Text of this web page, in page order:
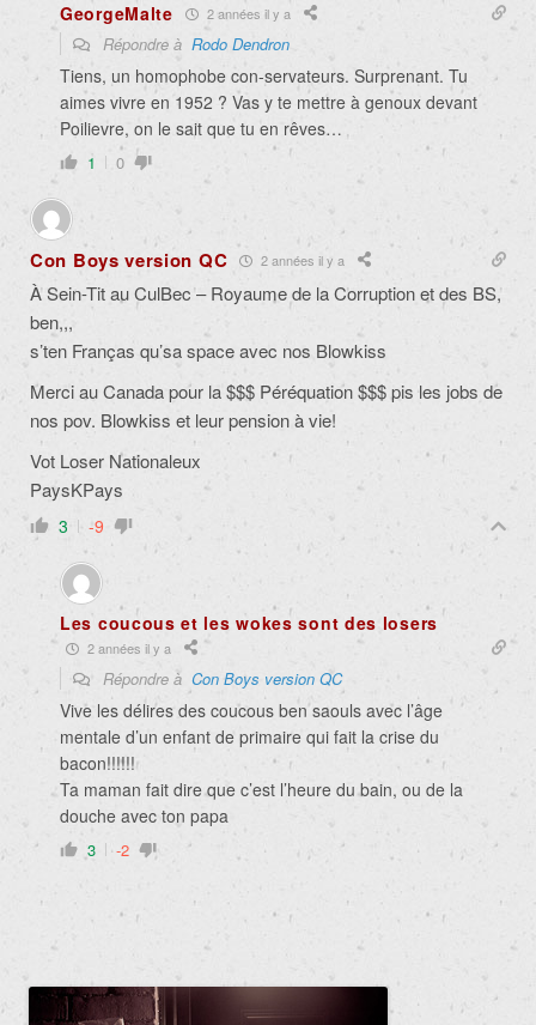
GeorgeMalte 2 années il y a
Répondre à Rodo Dendron
Tiens, un homophobe con-servateurs. Surprenant. Tu
aimes vivre en 1952 ? Vas y te mettre à genoux devant
Poilievre, on le sait que tu en rêves…
1 0
Con Boys version QC 2 années il y a
À Sein-Tit au CulBec – Royaume de la Corruption et des BS,
ben,,,
s’ten Franças qu’sa space avec nos Blowkiss
Merci au Canada pour la $$$ Péréquation $$$ pis les jobs de
nos pov. Blowkiss et leur pension à vie!
Vot Loser Nationaleux
PaysKPays
3 -9
Les coucous et les wokes sont des losers
2 années il y a
Répondre à Con Boys version QC
Vive les délires des coucous ben saouls avec l’âge
mentale d’un enfant de primaire qui fait la crise du
bacon!!!!!!
Ta maman fait dire que c’est l’heure du bain, ou de la
douche avec ton papa
3 -2